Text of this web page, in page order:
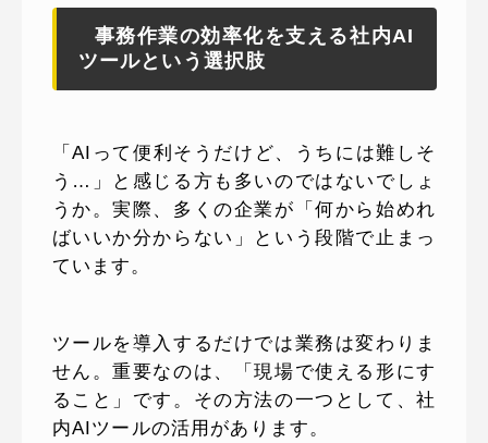
事務作業の効率化を支える社内AI
ツールという選択肢
「AIって便利そうだけど、うちには難しそ
う…」と感じる方も多いのではないでしょ
うか。実際、多くの企業が「何から始めれ
ばいいか分からない」という段階で止まっ
ています。
ツールを導入するだけでは業務は変わりま
せん。重要なのは、「現場で使える形にす
ること」です。その方法の一つとして、社
内AIツールの活用があります。